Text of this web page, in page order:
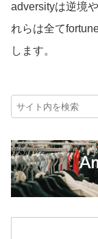
adversityは逆境
れらは全て
します。